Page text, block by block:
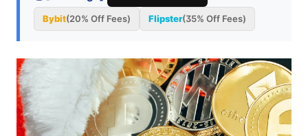
Bybit(20% Off Fees) Flipster(35% Off Fees)